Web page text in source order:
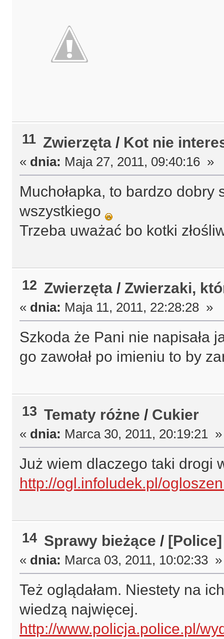
11 Zwierzęta / Kot nie
« dnia: Maja 27, 2011, 09:40:16 »
Muchołapka, to bardzo
wszystkiego
Trzeba uważać bo kotki
12 Zwierzęta / Zwierzaki,
« dnia: Maja 11, 2011, 22:28:28 »
Szkoda że Pani nie napisała
go zawołał po imieniu to by
13 Tematy różne / Cukier
« dnia: Marca 30, 2011, 20:19:21 »
Już wiem dlaczego taki drogi
http://ogl.infoludek.pl/
14 Sprawy bieżące /
« dnia: Marca 03, 2011, 10:02:33 »
Też oglądałam. Niestety na
wiedzą najwięcej.
http://www.policja.police.pl/